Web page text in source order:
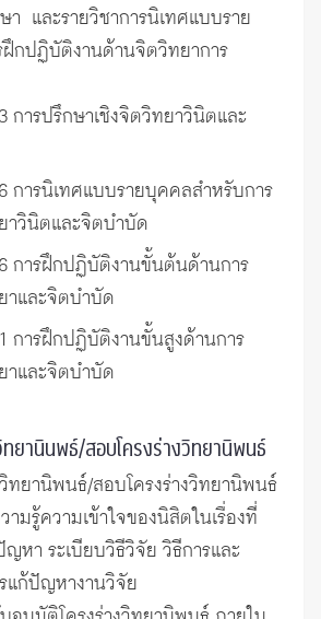
า และรายวิชาการนิเทศแบบราย
กปฏิบัติงานด้านจิตวิทยาการ
การปรึกษาเชิงจิตวิทยาวินิตและ
การนิเทศแบบรายบุคคลสำหรับการ
าวินิตและจิตบำบัด
การฝึกปฏิบัติงานขั้นต้นด้านการ
าและจิตบำบัด
การฝึกปฏิบัติงานขั้นสูงด้านการ
าและจิตบำบัด
ยานินพธ์/สอบโครงร่างวิทยานิพนธ์
ทยานิพนธ์/สอบโครงร่างวิทยานิพนธ์
มรู้ความเข้าใจของนิสิตในเรื่องที่
หา ระเบียบวิธีวิจัย วิธีการและ
แก้ปัญหางานวิจัย